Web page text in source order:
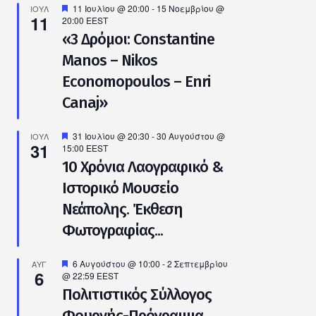
ΙΟΎΛ
11
Προτεινόμενο
11 Ιουλίου @ 20:00 - 15 Νοεμβρίου @
20:00 EEST
«3 Δρόμοι: Constantine
Manos – Nikos
Economopoulos – Enri
Canaj»
ΙΟΎΛ
31
Προτεινόμενο
31 Ιουλίου @ 20:30 -30 Αυγούστου @
15:00 EEST
10 Χρόνια Λαογραφικό &
Ιστορικό Μουσείο
Νεάπολης. Έκθεση
Φωτογραφίας...
ΑΥΓ
6
Προτεινόμενο
6 Αυγούστου @ 10:00 -2 Σεπτεμβρίου
@ 22:59 EEST
Πολιτιστικός Σύλλογος